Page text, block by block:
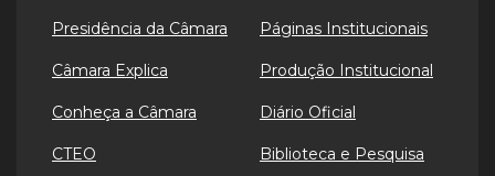
Presidência da Câmara
Câmara Explica
Conheça a Câmara
CTEO
Páginas Institucionais
Produção Institucional
Diário Oficial
Biblioteca e Pesquisa